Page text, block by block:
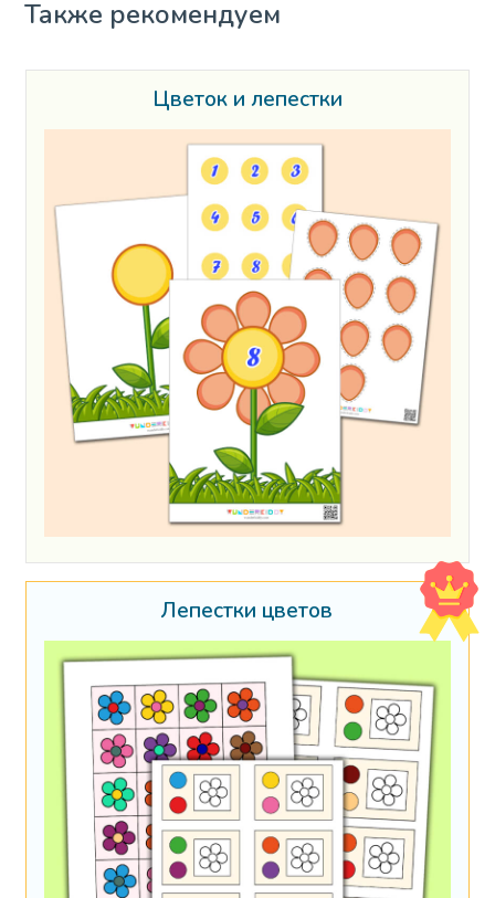
Также рекомендуем
Цветок и лепестки
Лепестки цветов